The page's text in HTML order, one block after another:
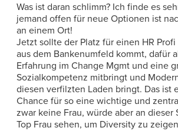
Was ist daran schlimm? Ich finde es
jemand offen für neue Optionen ist
an einem Ort!
Jetzt sollte der Platz für einen HR Profi
aus dem Bankenumfeld kommt, dafür
Erfahrung im Change Mgmt und eine
Sozialkompetenz mitbringt und
diesen verfilzten Laden bringt. Das ist
Chance für so eine wichtige und
zwar keine Frau, würde aber an dieser
Top Frau sehen, um Diversity zu